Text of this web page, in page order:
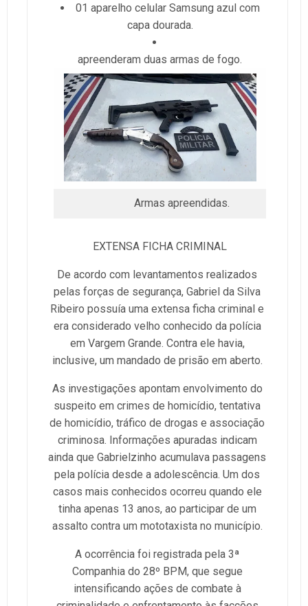
01 aparelho celular Samsung azul com
capa dourada.
apreenderam duas armas de fogo.
Armas apreendidas.
EXTENSA FICHA CRIMINAL
De acordo com levantamentos realizados
pelas forças de segurança, Gabriel da Silva
Ribeiro possuía uma extensa ficha criminal e
era considerado velho conhecido da polícia
em Vargem Grande. Contra ele havia,
inclusive, um mandado de prisão em aberto.
As investigações apontam envolvimento do
suspeito em crimes de homicídio, tentativa
de homicídio, tráfico de drogas e associação
criminosa. Informações apuradas indicam
ainda que Gabrielzinho acumulava passagens
pela polícia desde a adolescência. Um dos
casos mais conhecidos ocorreu quando ele
tinha apenas 13 anos, ao participar de um
assalto contra um mototaxista no município.
A ocorrência foi registrada pela 3ª
Companhia do 28º BPM, que segue
intensificando ações de combate à